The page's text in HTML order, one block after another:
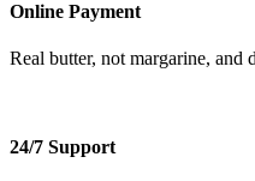
Online Payment
Real butter, not margarine, and
24/7 Support